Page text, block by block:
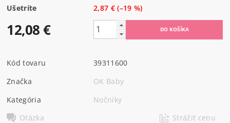
Ušetríte 2,87 €(–19 %)
12,08 €
Kód tovaru
39311600
Značka
OK Baby
Kategória
Nočníky
Otázka
Strážiť cenu